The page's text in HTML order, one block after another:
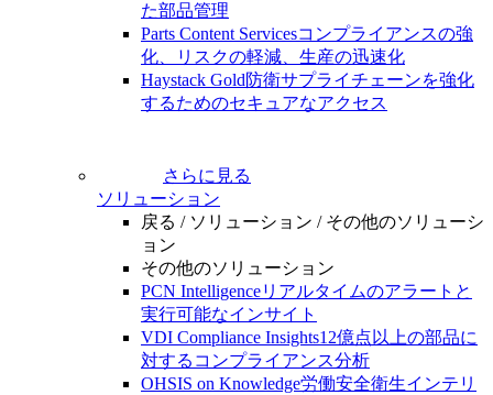
た部品管理
Parts Content Servicesコンプライアンスの強
化、リスクの軽減、生産の迅速化
Haystack Gold防衛サプライチェーンを強化
するためのセキュアなアクセス
さらに見る
ソリューション
戻る / ソリューション / その他のソリューシ
ョン
その他のソリューション
PCN Intelligenceリアルタイムのアラートと
実行可能なインサイト
VDI Compliance Insights12億点以上の部品に
対するコンプライアンス分析
OHSIS on Knowledge労働安全衛生インテリ